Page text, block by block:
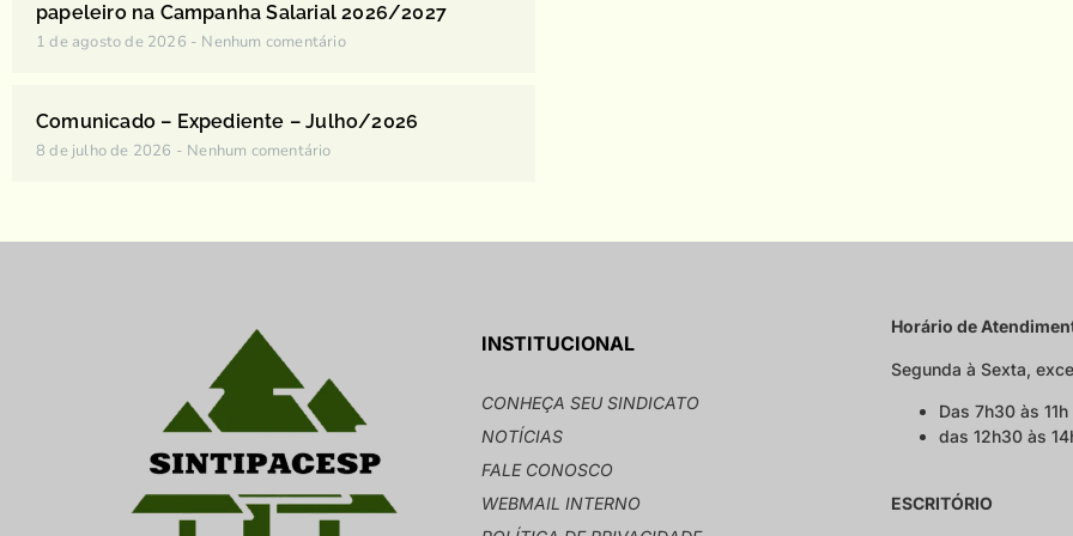
papeleiro na Campanha Salarial 2026/2027
1 de agosto de 2026 Nenhum comentário
Comunicado – Expediente – Julho/2026
8 de julho de 2026 Nenhum comentário
INSTITUCIONAL
CONHEÇA SEU SINDICATO
NOTÍCIAS
FALE CONOSCO
WEBMAIL INTERNO
Horário de
Segunda à Sexta,
Das 7h30 às 11h
das 12h30 às
ESCRITÓRIO